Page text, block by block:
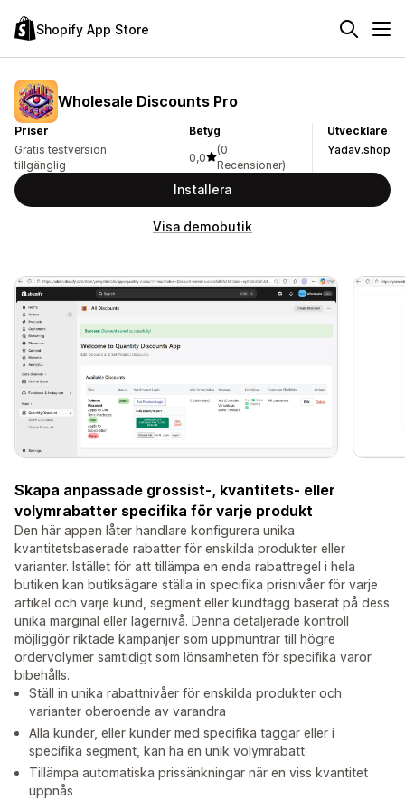
Shopify App Store
Wholesale Discounts Pro
Priser
Gratis testversion
tillgänglig
Betyg
0,0
(0
Recensioner)
Utvecklare
Yadav.shop
Installera
Visa demobutik
Skapa anpassade grossist-, kvantitets- eller
volymrabatter specifika för varje produkt
Den här appen låter handlare konfigurera unika
kvantitetsbaserade rabatter för enskilda produkter eller
varianter. Istället för att tillämpa en enda rabattregel i hela
butiken kan butiksägare ställa in specifika prisnivåer för varje
artikel och varje kund, segment eller kundtagg baserat på dess
unika marginal eller lagernivå. Denna detaljerade kontroll
möjliggör riktade kampanjer som uppmuntrar till högre
ordervolymer samtidigt som lönsamheten för specifika varor
bibehålls.
Ställ in unika rabattnivåer för enskilda produkter och
varianter oberoende av varandra
Alla kunder, eller kunder med specifika taggar eller i
specifika segment, kan ha en unik volymrabatt
Tillämpa automatiska prissänkningar när en viss kvantitet
uppnås